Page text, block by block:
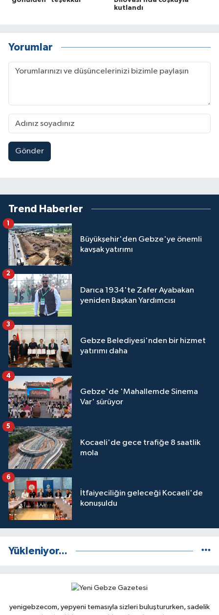
kutlandı
Yorumlar
Gönder
Trend Haberler
Büyükşehir'den Gebze'ye önemli
kavşak yatırımı
1
Darıca 1934'te Zafer Ayabakan
yeniden Başkan Yardımcısı
2
Gebze Belediyesi'nden bir hizmet
yatırımı daha
3
Gebze'de 'Mahallemde Sinema
Var' sürüyor
4
Kocaeli'de gece trafiğe 8 saatlik
mola
5
İtfaiyeciliğin geleceği Kocaeli'de
konuşuldu
6
Yükleniyor...
yenigebzecom, yepyeni temasıyla sizleri buluştururken, sadelik